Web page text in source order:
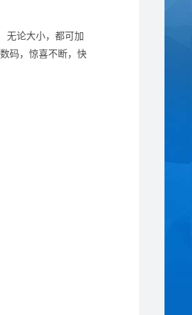
无论大小，都可加
码，惊喜不断，快